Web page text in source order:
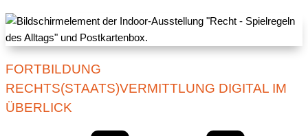
FORTBILDUNG
RECHTS(STAATS)VERMITTLUNG DIGITAL IM
ÜBERLICK